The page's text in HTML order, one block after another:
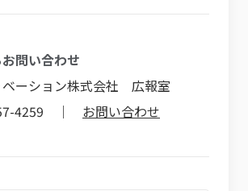
問い合わせ
ベーション株式会社 広報室
4259 ｜ お問い合わせ